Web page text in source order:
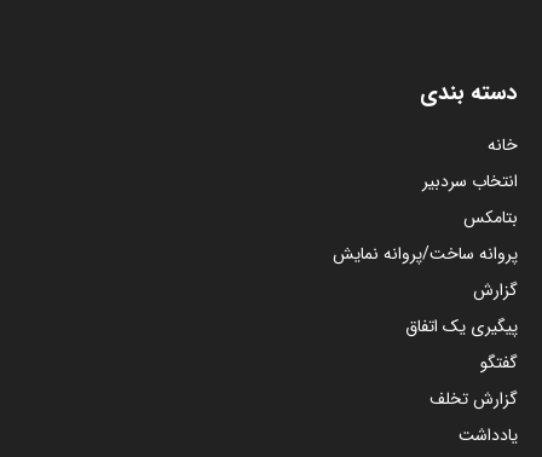
دسته بندی
خانه
انتخاب سردبیر
بتامکس
پروانه ساخت/پروانه نمایش
گزارش
پیگیری یک اتفاق
گفتگو
گزارش تخلف
یادداشت